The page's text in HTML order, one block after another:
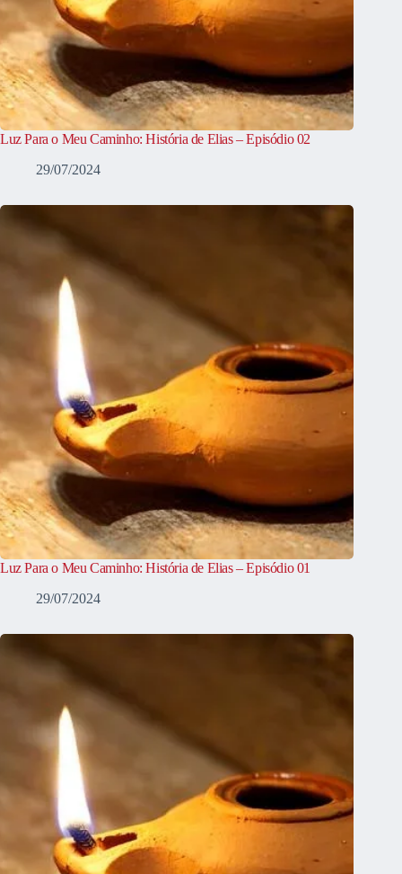
Luz Para o Meu Caminho: História de Elias – Episódio 02
29/07/2024
Luz Para o Meu Caminho: História de Elias – Episódio 01
29/07/2024